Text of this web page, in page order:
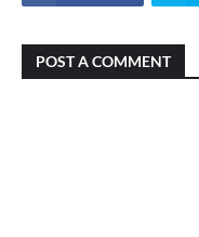
POST A COMMENT